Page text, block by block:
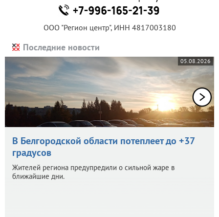
ООО "Регион центр", ИНН 4817003180
Последние новости
05.08.2026
В Белгородской области потеплеет до +37
градусов
Жителей региона предупредили о сильной жаре в
ближайшие дни.